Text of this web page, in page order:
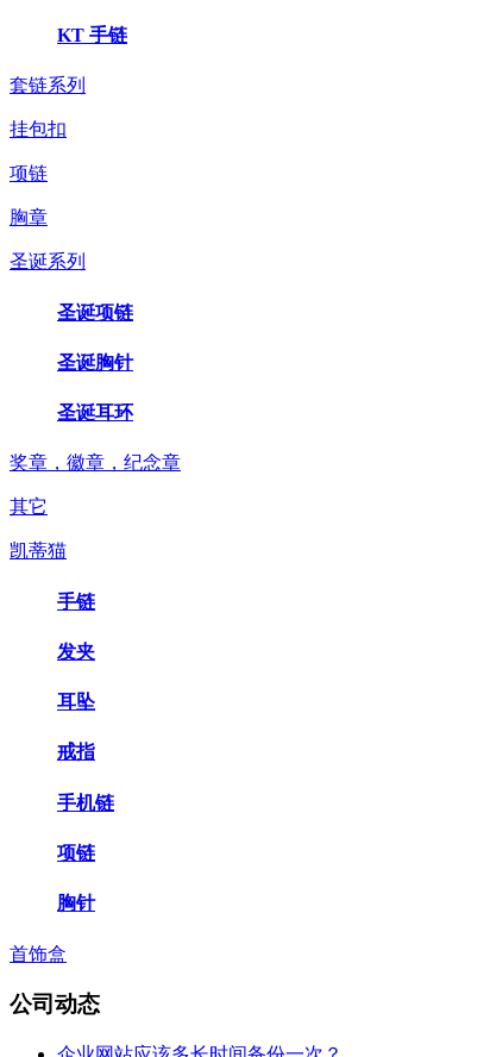
KT 手链
套链系列
挂包扣
项链
胸章
圣诞系列
圣诞项链
圣诞胸针
圣诞耳环
奖章，徽章，纪念章
其它
凯蒂猫
手链
发夹
耳坠
戒指
手机链
项链
胸针
首饰盒
公司动态